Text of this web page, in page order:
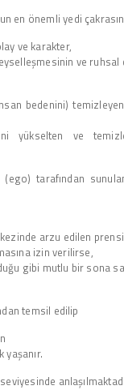
en önemli yedi
ve karakter,
ve ruhsal
bedenini)
yükselten ve
tarafından
arzu edilen
izin verilirse,
gibi mutlu bir sona
temsil edilip